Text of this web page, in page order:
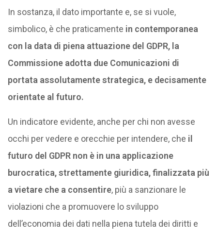
In sostanza, il dato importante e, se si vuole,
simbolico, è che praticamente in contemporanea
con la data di piena attuazione del GDPR, la
Commissione adotta due Comunicazioni di
portata assolutamente strategica, e decisamente
orientate al futuro.
Un indicatore evidente, anche per chi non avesse
occhi per vedere e orecchie per intendere, che il
futuro del GDPR non è in una applicazione
burocratica, strettamente giuridica, finalizzata più
a vietare che a consentire, più a sanzionare le
violazioni che a promuovere lo sviluppo
dell’economia dei dati nella piena tutela dei diritti e